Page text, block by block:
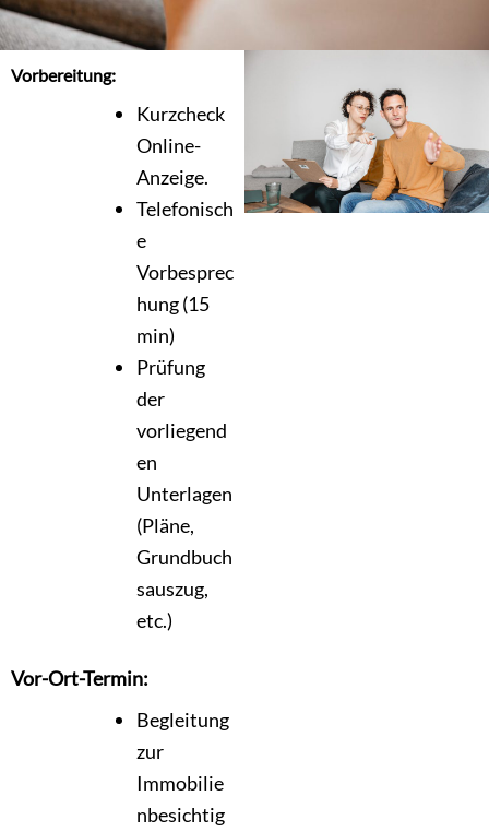
Vorbereitung:
Kurzcheck
Online-
Anzeige.
Telefonisch
e
Vorbesprec
hung (15
min)
Prüfung
der
vorliegend
en
Unterlagen
(Pläne,
Grundbuch
sauszug,
etc.)
Vor-Ort-Termin:
Begleitung
zur
Immobilie
nbesichtig